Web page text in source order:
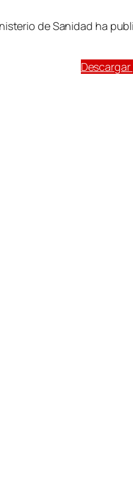
de Sanidad ha